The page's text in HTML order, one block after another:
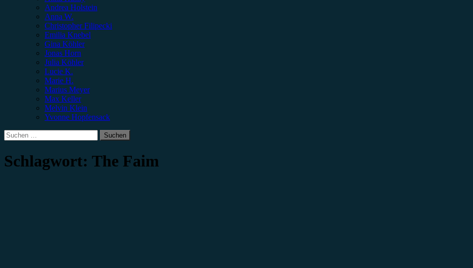
Andrea Holstein
Anna W.
Christopher Filipecki
Emilia Knebel
Gina Köhler
Jonas Horn
Julia Köhler
Lucie K.
Marie H.
Marius Meyer
Max Keller
Melvin Klein
Yvonne Hopfensack
Suchen
nach:
Schlagwort: The Faim